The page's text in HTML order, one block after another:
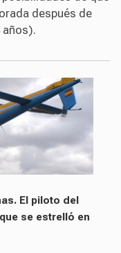
después de
años).
El piloto del
se estrelló en